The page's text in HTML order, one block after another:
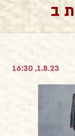
ב
1.8.23, 16:30